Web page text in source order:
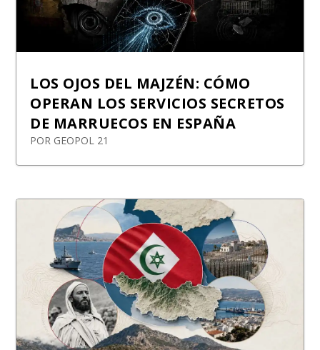
LOS OJOS DEL MAJZÉN: CÓMO
OPERAN LOS SERVICIOS SECRETOS
DE MARRUECOS EN ESPAÑA
POR GEOPOL 21